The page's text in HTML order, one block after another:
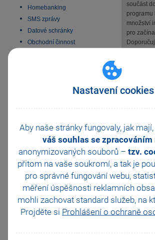
Nastavení cookies
Aby naše stránky fungovaly, jak mají,
váš souhlas se zpracováním
anonymizovaných souborů – tzv.
přitom na vaše soukromí, a tak je
pro správné fungování webu,
měření úspěšnosti reklamních
mohli zachovat standard služeb, na
Projděte si Prohlášení o ochraně
Homebanking
SMS zprávy
Datové schránky
Obchodní činnost
JMHZ v Pohodě a Pamice
Obecný internetový obchod
součást
programu
množství
pro
jedná se
uživatele,
začínají,
kteří tento
využívají
Příručka
tato
POHODA
Komplet.